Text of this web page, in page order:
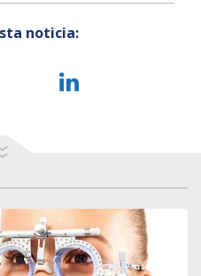
noticia: